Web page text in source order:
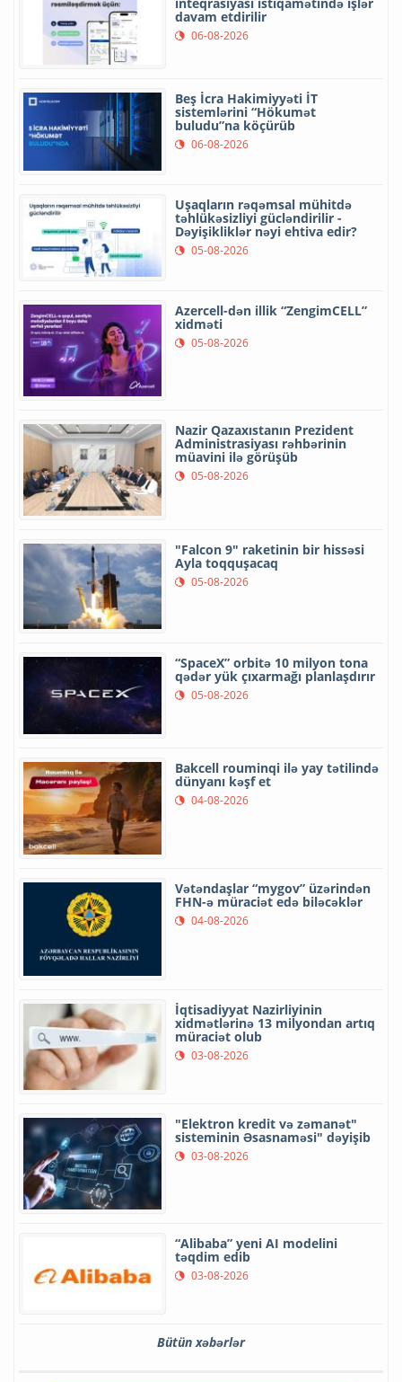
inteqrasiyası istiqamətində işlər
davam etdirilir
06-08-2026
Beş İcra Hakimiyyəti İT
sistemlərini “Hökumət
buludu”na köçürüb
06-08-2026
Uşaqların rəqəmsal mühitdə
təhlükəsizliyi gücləndirilir -
Dəyişikliklər nəyi ehtiva edir?
05-08-2026
Azercell-dən illik “ZengimCELL”
xidməti
05-08-2026
Nazir Qazaxıstanın Prezident
Administrasiyası rəhbərinin
müavini ilə görüşüb
05-08-2026
"Falcon 9" raketinin bir hissəsi
Ayla toqquşacaq
05-08-2026
“SpaceX” orbitə 10 milyon tona
qədər yük çıxarmağı planlaşdırır
05-08-2026
Bakcell rouminqi ilə yay tətilində
dünyanı kəşf et
04-08-2026
Vətəndaşlar “mygov” üzərindən
FHN-ə müraciət edə biləcəklər
04-08-2026
İqtisadiyyat Nazirliyinin
xidmətlərinə 13 milyondan artıq
müraciət olub
03-08-2026
"Elektron kredit və zəmanət"
sisteminin Əsasnaməsi" dəyişib
03-08-2026
“Alibaba” yeni AI modelini
təqdim edib
03-08-2026
Bütün xəbərlər